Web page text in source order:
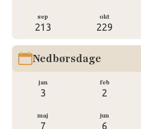
sep
213
okt
229
Nedbørsdage
jan
3
feb
2
maj
7
jun
6